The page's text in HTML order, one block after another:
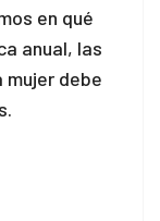
en qué
anual, las
mujer debe